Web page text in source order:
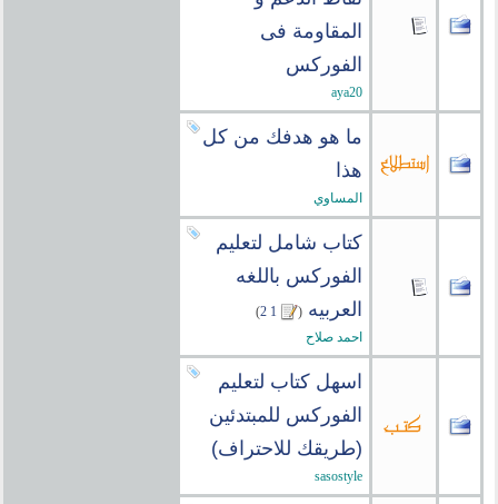
المقاومة فى
الفوركس
aya20
ما هو هدفك من كل
هذا
المساوي
كتاب شامل لتعليم
الفوركس باللغه
العربيه ‏
(
1
2
)
احمد صلاح
اسهل كتاب لتعليم
الفوركس للمبتدئين
(طريقك للاحتراف)
sasostyle